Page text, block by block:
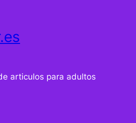
articulos para adultos